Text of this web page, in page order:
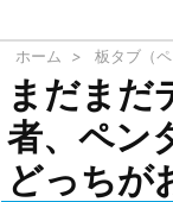
ホーム > 板タブ（ペ
まだまだ
者、ペン
どっちが